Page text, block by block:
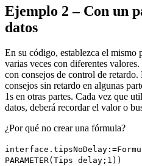
Ejemplo 2 – Con un
datos
En su código, establezca el mismo
varias veces con diferentes
con consejos de control de
consejos sin retardo en algunas
1s en otras partes. Cada vez que
datos, deberá recordar el valor o
¿Por qué no crear una fórmula?
interface . tipsNoDelay :=
PARAMETER( Tips delay ;1))